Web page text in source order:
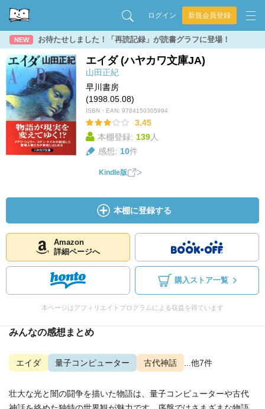
ログイン 新規会員登録
NEW お待たせしました！「再読記録」が読書グラフに登場！
エイダ (ハヤカワ文庫JA)
山田正紀
早川書房
(1998.05.08)
ISBN・EAN: 9784150305994
3.45
本棚登録: 139人
感想: 10件
Kindle版
本棚に登録する
Amazon
詳細ページへ
購入ストア一覧
本ページはアフィリエイトプログラムによる収益を得ています
みんなの感想まとめ
エイダ 量子コンピューター 古代神話 ...他7件
壮大な光と闇の闘争を描いた物語は、量子コンピューターや古代